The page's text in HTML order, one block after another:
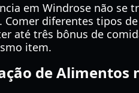
em Windrose não se
Comer diferentes tipos
até três bônus de
item.
de Alimentos